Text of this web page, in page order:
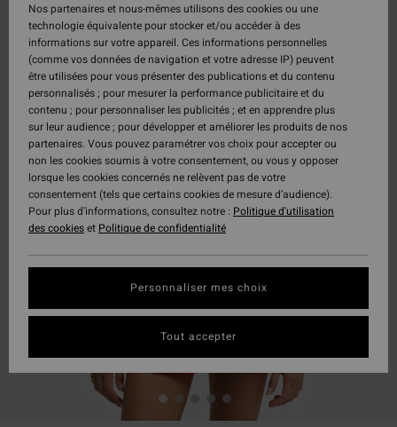
Nos partenaires et nous-mêmes utilisons des cookies ou une
technologie équivalente pour stocker et/ou accéder à des
informations sur votre appareil. Ces informations personnelles
(comme vos données de navigation et votre adresse IP) peuvent
être utilisées pour vous présenter des publications et du contenu
personnalisés ; pour mesurer la performance publicitaire et du
contenu ; pour personnaliser les publicités ; et en apprendre plus
sur leur audience ; pour développer et améliorer les produits de nos
partenaires. Vous pouvez paramétrer vos choix pour accepter ou
non les cookies soumis à votre consentement, ou vous y opposer
lorsque les cookies concernés ne relèvent pas de votre
consentement (tels que certains cookies de mesure d’audience).
Pour plus d'informations, consultez notre : Politique d'utilisation
des cookieset Politique de confidentialité
Personnaliser mes choix
Tout accepter